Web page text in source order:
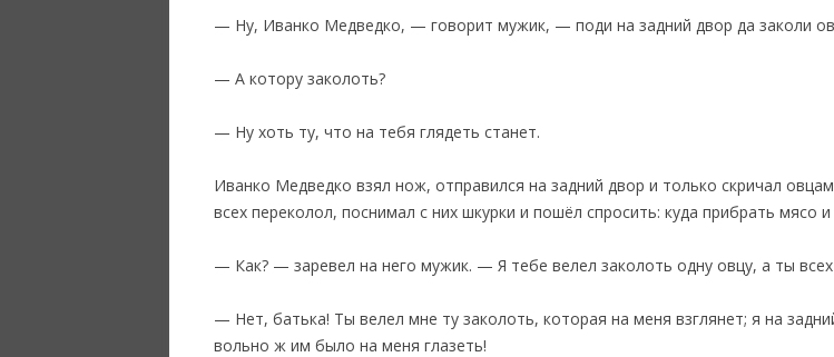
— Ну, Иванко Медведко, — говорит мужик, — поди на задний двор да заколи
— А котору заколоть?
— Ну хоть ту, что на тебя глядеть станет.
Иванко Медведко взял нож, отправился на задний двор и только скричал
всех переколол, поснимал с них шкурки и пошёл спросить: куда прибрать мясо
— Как? — заревел на него мужик. — Я тебе велел заколоть одну овцу, а ты всех
— Нет, батька! Ты велел мне ту заколоть, которая на меня взглянет; я на
вольно ж им было на меня глазеть!